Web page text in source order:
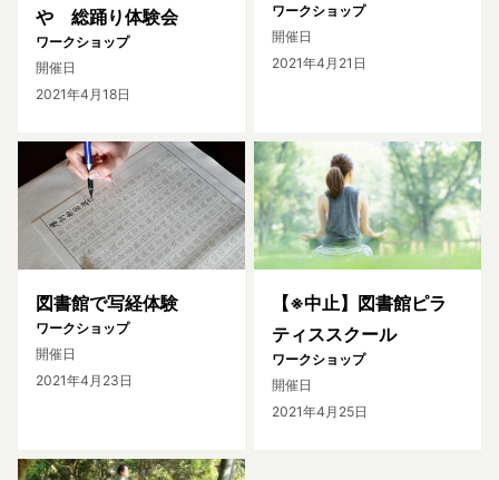
や 総踊り体験会
ワークショップ
開催日
2021年4月18日
ワークショップ
開催日
2021年4月21日
図書館で写経体験
ワークショップ
開催日
2021年4月23日
【※中止】図書館ピラ
ティススクール
ワークショップ
開催日
2021年4月25日